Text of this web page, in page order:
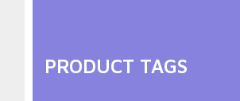
PRODUCT TAGS